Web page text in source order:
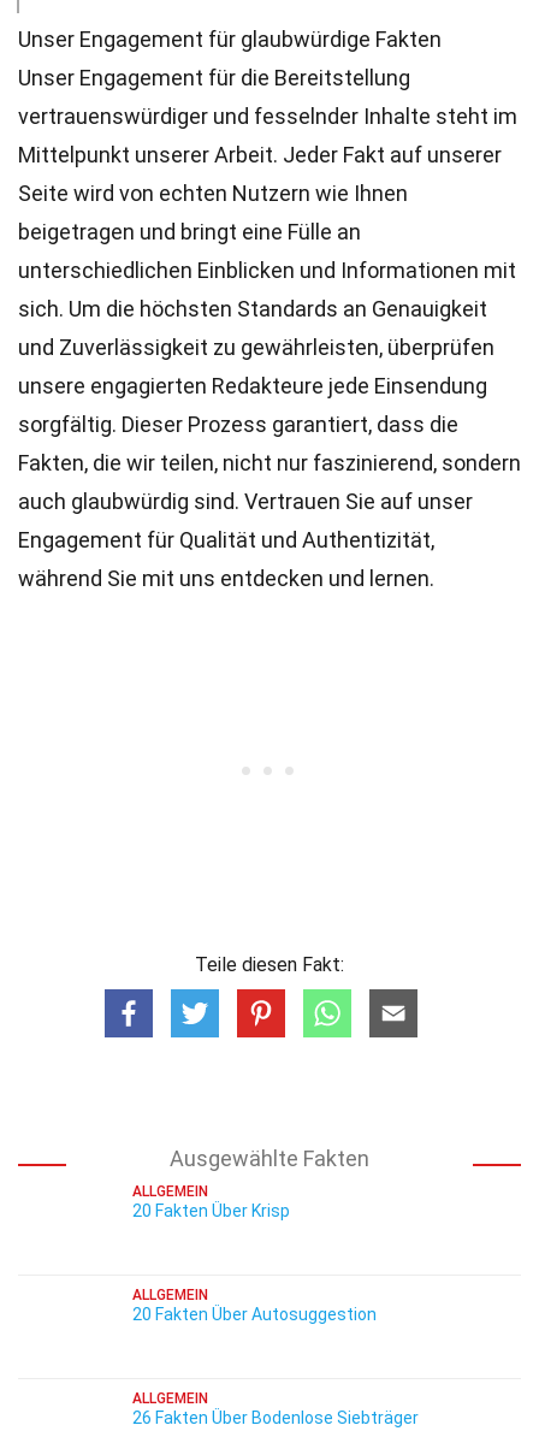
Unser Engagement für glaubwürdige Fakten
Unser Engagement für die Bereitstellung
vertrauenswürdiger und fesselnder Inhalte steht im
Mittelpunkt unserer Arbeit. Jeder Fakt auf unserer
Seite wird von echten Nutzern wie Ihnen
beigetragen und bringt eine Fülle an
unterschiedlichen Einblicken und Informationen mit
sich. Um die höchsten Standards an Genauigkeit
und Zuverlässigkeit zu gewährleisten, überprüfen
unsere engagierten Redakteure jede Einsendung
sorgfältig. Dieser Prozess garantiert, dass die
Fakten, die wir teilen, nicht nur faszinierend, sondern
auch glaubwürdig sind. Vertrauen Sie auf unser
Engagement für Qualität und Authentizität,
während Sie mit uns entdecken und lernen.
Teile diesen Fakt:
Ausgewählte Fakten
ALLGEMEIN
20 Fakten Über Krisp
ALLGEMEIN
20 Fakten Über Autosuggestion
ALLGEMEIN
26 Fakten Über Bodenlose Siebträger